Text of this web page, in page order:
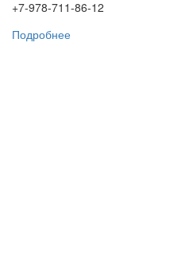
+7-978-711-86-12
Подробнее